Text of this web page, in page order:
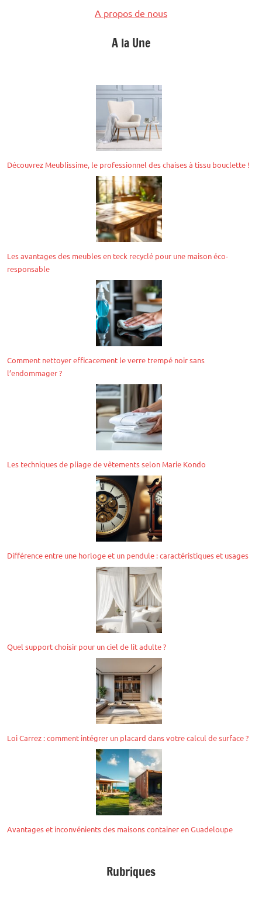
A propos de nous
A la Une
Découvrez Meublissime, le professionnel des chaises à tissu bouclette !
Les avantages des meubles en teck recyclé pour une maison éco-
responsable
Comment nettoyer efficacement le verre trempé noir sans
l’endommager ?
Les techniques de pliage de vêtements selon Marie Kondo
Différence entre une horloge et un pendule : caractéristiques et usages
Quel support choisir pour un ciel de lit adulte ?
Loi Carrez : comment intégrer un placard dans votre calcul de surface ?
Avantages et inconvénients des maisons container en Guadeloupe
Rubriques